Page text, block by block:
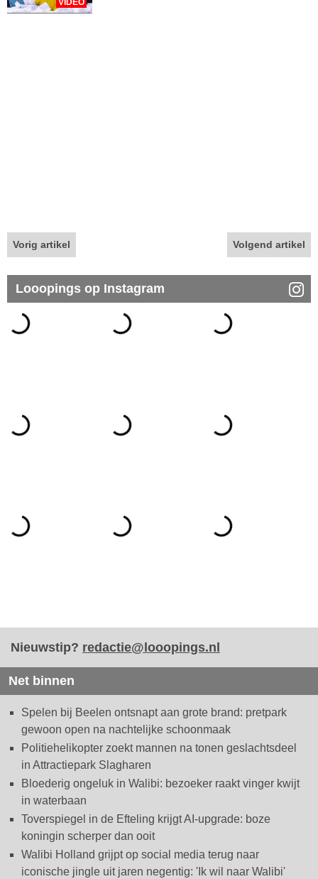
VIDEO
Vorig artikel Volgend artikel
Looopings op Instagram
Nieuwstip? redactie@looopings.nl
Net binnen
Spelen bij Beelen ontsnapt aan grote brand: pretpark
gewoon open na nachtelijke schoonmaak
Politiehelikopter zoekt mannen na tonen geslachtsdeel
in Attractiepark Slagharen
Bloederig ongeluk in Walibi: bezoeker raakt vinger kwijt
in waterbaan
Toverspiegel in de Efteling krijgt AI-upgrade: boze
koningin scherper dan ooit
Walibi Holland grijpt op social media terug naar
iconische jingle uit jaren negentig: 'Ik wil naar Walibi'